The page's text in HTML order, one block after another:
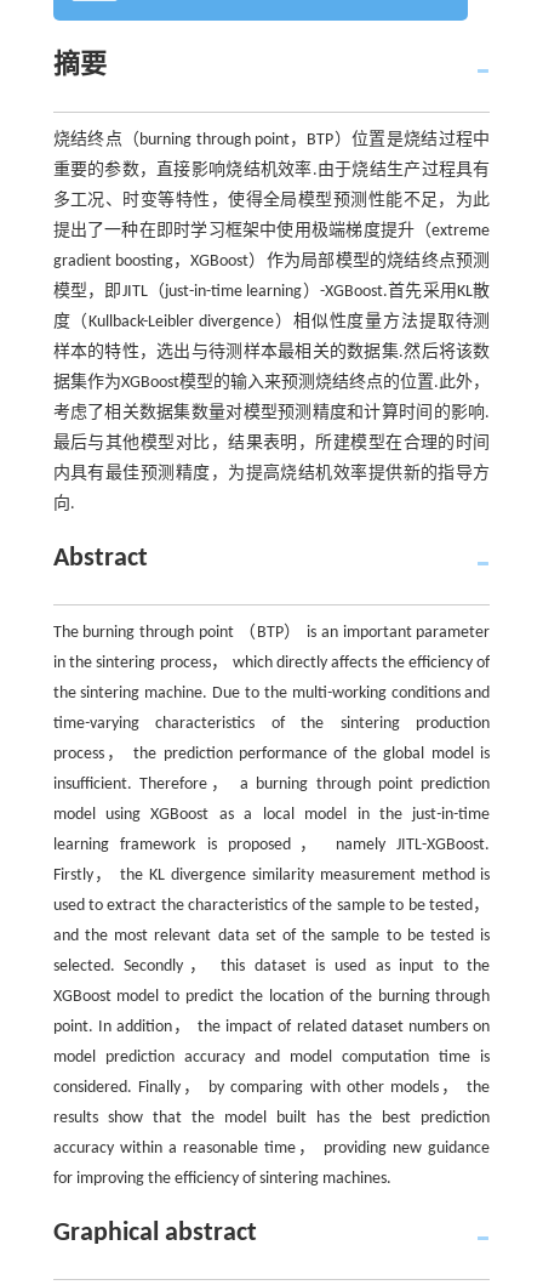
摘要
烧结终点（burning through point，BTP）位置是烧结过程中
重要的参数，直接影响烧结机效率.由于烧结生产过程具有
多工况、时变等特性，使得全局模型预测性能不足，为此
提出了一种在即时学习框架中使用极端梯度提升（extreme
gradient boosting，XGBoost）作为局部模型的烧结终点预测
模型，即JITL（just-in-time learning）-XGBoost.首先采用KL散
度（Kullback-Leibler divergence）相似性度量方法提取待测
样本的特性，选出与待测样本最相关的数据集.然后将该数
据集作为XGBoost模型的输入来预测烧结终点的位置.此外，
考虑了相关数据集数量对模型预测精度和计算时间的影响.
最后与其他模型对比，结果表明，所建模型在合理的时间
内具有最佳预测精度，为提高烧结机效率提供新的指导方
向.
Abstract
The burning through point （BTP） is an important parameter
in the sintering process， which directly affects the efficiency of
the sintering machine. Due to the multi-working conditions and
time-varying characteristics of the sintering production
process， the prediction performance of the global model is
insufficient. Therefore， a burning through point prediction
model using XGBoost as a local model in the just-in-time
learning framework is proposed， namely JITL-XGBoost.
Firstly， the KL divergence similarity measurement method is
used to extract the characteristics of the sample to be tested，
and the most relevant data set of the sample to be tested is
selected. Secondly， this dataset is used as input to the
XGBoost model to predict the location of the burning through
point. In addition， the impact of related dataset numbers on
model prediction accuracy and model computation time is
considered. Finally， by comparing with other models， the
results show that the model built has the best prediction
accuracy within a reasonable time， providing new guidance
for improving the efficiency of sintering machines.
Graphical abstract